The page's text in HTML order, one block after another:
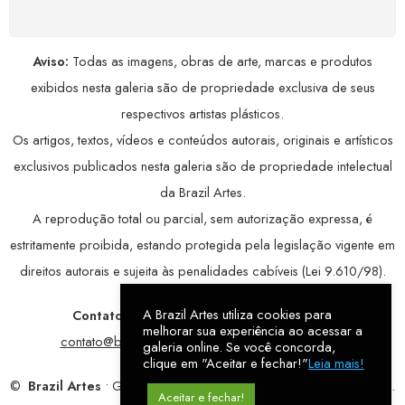
Aviso: Todas as imagens, obras de arte, marcas e produtos
exibidos nesta galeria são de propriedade exclusiva de seus
respectivos artistas plásticos.
Os artigos, textos, vídeos e conteúdos autorais, originais e artísticos
exclusivos publicados nesta galeria são de propriedade intelectual
da Brazil Artes.
A reprodução total ou parcial, sem autorização expressa, é
estritamente proibida, estando protegida pela legislação vigente em
direitos autorais e sujeita às penalidades cabíveis (Lei 9.610/98).
Contatos: WhatsApp:79 9998-1221/ E-mail:
contato@brazilartes.com/ Instagram:@brazilartes
© Brazil Artes • Galeria Online.9 anosde história (2017 – 2026).
A Brazil Artes utiliza cookies para
melhorar sua experiência ao acessar a
galeria online. Se você concorda,
clique em "Aceitar e fechar!"Leia mais!
Aceitar e fechar!